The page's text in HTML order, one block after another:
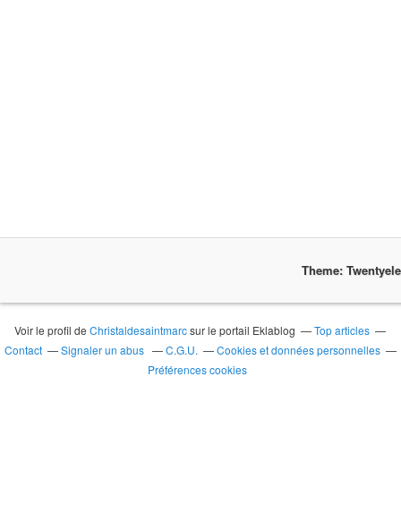
Theme:
Voir le profil deChristaldesaintmarcsur le portail Eklablog
Top articles
Contact
Signaler un abus C.G.U.
Cookies et données personnelles
Préférences cookies